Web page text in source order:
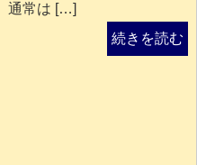
常は […]
続きを読む